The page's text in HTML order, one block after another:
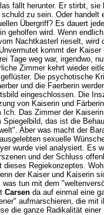
fällt herunter. Er stirbt, sie
zu sein. Oder handelt
Übergriff? Es dauert
geholfen wird. Wenn
Nachtkasterl rieselt, wird
kommt der Kaiser
Tage weg war, irgendwo,
Zimmer kehrt wieder
Die psychotische
und die Faerberin
eingeschlossen. Die
von Kaiserin und
Ich. Das Zimmer der
das ist die
Aber was macht der
sexuelle
wurde viel analysiert. Es
und der Schluss
dieses Regiekonzeptes.
der Kaiser und Kaiserin
was tun mit dem
Carsen da auf einmal eine
aufmarschieren, die mit
die ganze Radikalität einer